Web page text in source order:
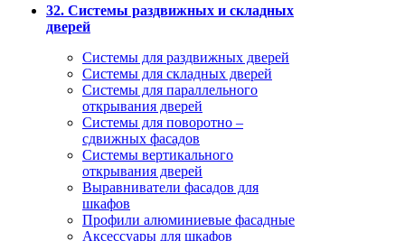
32. Системы раздвижных и складных
дверей
Системы для раздвижных дверей
Системы для складных дверей
Системы для параллельного
открывания дверей
Системы для поворотно –
сдвижных фасадов
Системы вертикального
открывания дверей
Выравниватели фасадов для
шкафов
Профили алюминиевые фасадные
Аксессуары для шкафов